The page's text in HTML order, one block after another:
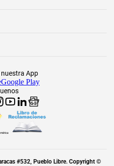
App
Google Play
#532, Pueblo Libre. Copyright ©